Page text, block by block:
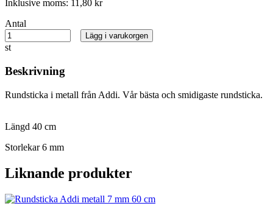
Inklusive moms: 11,80 kr
Antal
st
Lägg i varukorgen
Beskrivning
Rundsticka i metall från Addi. Vår bästa och smidigaste rundsticka.
Längd 40 cm
Storlekar 6 mm
Liknande produkter